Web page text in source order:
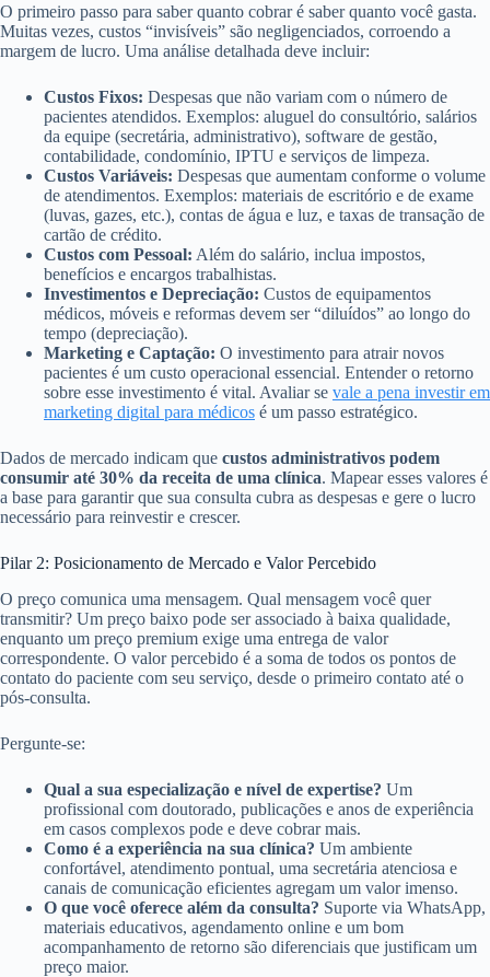
O primeiro passo para saber quanto cobrar é saber quanto você gasta.
Muitas vezes, custos “invisíveis” são negligenciados, corroendo a
margem de lucro. Uma análise detalhada deve incluir:
Custos Fixos: Despesas que não variam com o número de
pacientes atendidos. Exemplos: aluguel do consultório, salários
da equipe (secretária, administrativo), software de gestão,
contabilidade, condomínio, IPTU e serviços de limpeza.
Custos Variáveis: Despesas que aumentam conforme o volume
de atendimentos. Exemplos: materiais de escritório e de exame
(luvas, gazes, etc.), contas de água e luz, e taxas de transação de
cartão de crédito.
Custos com Pessoal: Além do salário, inclua impostos,
benefícios e encargos trabalhistas.
Investimentos e Depreciação: Custos de equipamentos
médicos, móveis e reformas devem ser “diluídos” ao longo do
tempo (depreciação).
Marketing e Captação: O investimento para atrair novos
pacientes é um custo operacional essencial. Entender o retorno
sobre esse investimento é vital. Avaliar se vale a pena investir em
marketing digital para médicos é um passo estratégico.
Dados de mercado indicam que custos administrativos podem
consumir até 30% da receita de uma clínica. Mapear esses valores é
a base para garantir que sua consulta cubra as despesas e gere o lucro
necessário para reinvestir e crescer.
Pilar 2: Posicionamento de Mercado e Valor Percebido
O preço comunica uma mensagem. Qual mensagem você quer
transmitir? Um preço baixo pode ser associado à baixa qualidade,
enquanto um preço premium exige uma entrega de valor
correspondente. O valor percebido é a soma de todos os pontos de
contato do paciente com seu serviço, desde o primeiro contato até o
pós-consulta.
Pergunte-se:
Qual a sua especialização e nível de expertise? Um
profissional com doutorado, publicações e anos de experiência
em casos complexos pode e deve cobrar mais.
Como é a experiência na sua clínica? Um ambiente
confortável, atendimento pontual, uma secretária atenciosa e
canais de comunicação eficientes agregam um valor imenso.
O que você oferece além da consulta? Suporte via WhatsApp,
materiais educativos, agendamento online e um bom
acompanhamento de retorno são diferenciais que justificam um
preço maior.